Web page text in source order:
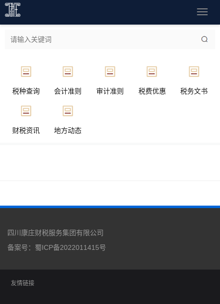
导
单
税种查询 会计准则 审计准则 税费优惠 税务文书
财税资讯 地方动态
四川康庄财税服务集团有限公司
备案号： 蜀ICP备2022011415号
友情链接